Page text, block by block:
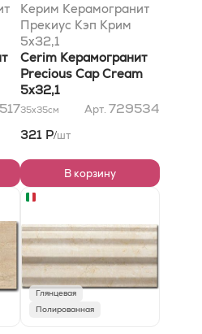
Керим Керамогранит
Прекиус Кэп Крим
5x32,1
Cerim Керамогранит
Precious Cap Cream
5x32,1
35x35см Арт. 729534
321 Р/шт
В корзину
Глянцевая
Полированная